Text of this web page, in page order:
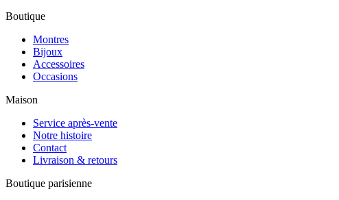
Boutique
Montres
Bijoux
Accessoires
Occasions
Maison
Service après-vente
Notre histoire
Contact
Livraison & retours
Boutique parisienne